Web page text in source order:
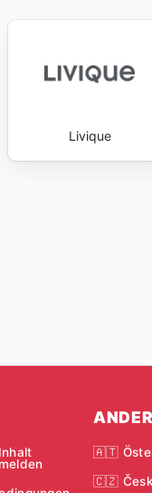
Livique
Inhalt
melden
🇦🇹
🇨🇿